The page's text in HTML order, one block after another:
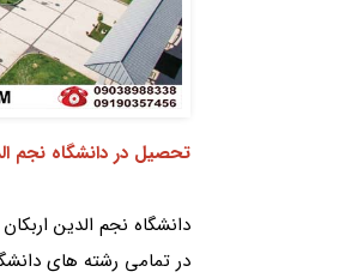
تحصیل در دانشگاه نجم
دانشگاه نجم الدین
در تمامی رشته های